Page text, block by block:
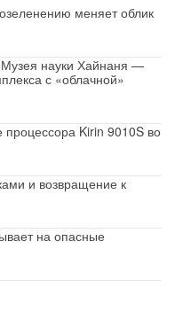
меняет облик
Музея науки Хайнаня —
с «облачной»
процессора Kirin 9010S во
и возвращение к
на опасные